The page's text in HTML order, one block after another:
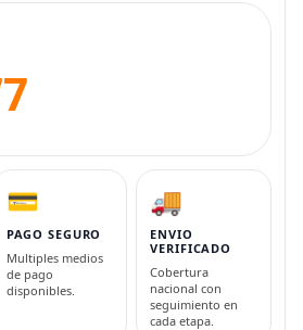
💳
PAGO SEGURO
Multiples medios
de pago
disponibles.
🚚
ENVIO
VERIFICADO
Cobertura
nacional con
seguimiento en
cada etapa.